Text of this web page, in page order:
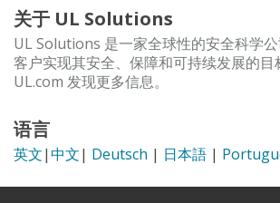
关于 UL Solutions
UL Solutions 是一家全球性的安全科学
客户实现其安全、保障和可持续发展的目
UL.com 发现更多信息。
语言
英文|中文| Deutsch | 日本語 |